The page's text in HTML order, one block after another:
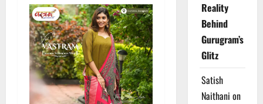
Reality
Behind
Gurugram’s
Glitz
Satish
Naithani on